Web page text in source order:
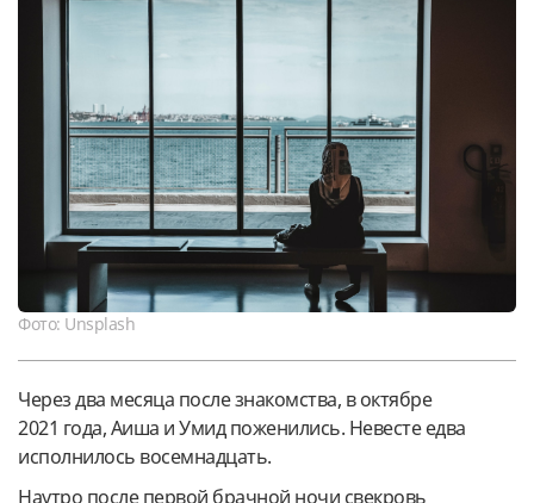
Фото: Unsplash
Через два месяца после знакомства, в октябре
2021 года, Аиша и Умид поженились. Невесте едва
исполнилось восемнадцать.
Наутро после первой брачной ночи свекровь